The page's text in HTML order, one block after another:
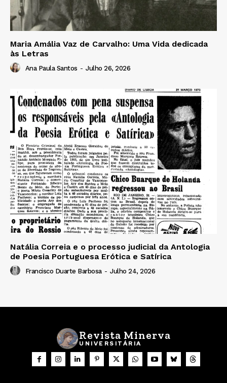
Maria Amália Vaz de Carvalho: Uma Vida dedicada
às Letras
Ana Paula Santos - Julho 26, 2026
Natália Correia e o processo judicial da Antologia
de Poesia Portuguesa Erótica e Satírica
Francisco Duarte Barbosa - Julho 24, 2026
Revista Minerva
UNIVERSITÁRIA